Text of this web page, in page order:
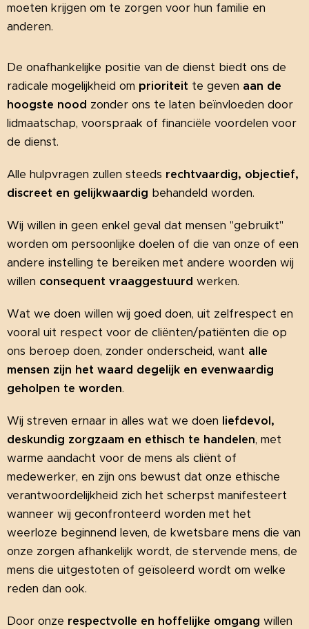
moeten krijgen om te zorgen voor hun familie en
anderen.
De onafhankelijke positie van de dienst biedt ons de
radicale mogelijkheid om prioriteit te geven aan de
hoogste nood zonder ons te laten beïnvloeden door
lidmaatschap, voorspraak of financiële voordelen voor
de dienst.
Alle hulpvragen zullen steeds rechtvaardig, objectief,
discreet en gelijkwaardig behandeld worden.
Wij willen in geen enkel geval dat mensen "gebruikt"
worden om persoonlijke doelen of die van onze of een
andere instelling te bereiken met andere woorden wij
willen consequent vraaggestuurd werken.
Wat we doen willen wij goed doen, uit zelfrespect en
vooral uit respect voor de cliënten/patiënten die op
ons beroep doen, zonder onderscheid, want alle
mensen zijn het waard degelijk en evenwaardig
geholpen te worden.
Wij streven ernaar in alles wat we doen liefdevol,
deskundig zorgzaam en ethisch te handelen, met
warme aandacht voor de mens als cliënt of
medewerker, en zijn ons bewust dat onze ethische
verantwoordelijkheid zich het scherpst manifesteert
wanneer wij geconfronteerd worden met het
weerloze beginnend leven, de kwetsbare mens die van
onze zorgen afhankelijk wordt, de stervende mens, de
mens die uitgestoten of geïsoleerd wordt om welke
reden dan ook.
Door onze respectvolle en hoffelijke omgang willen